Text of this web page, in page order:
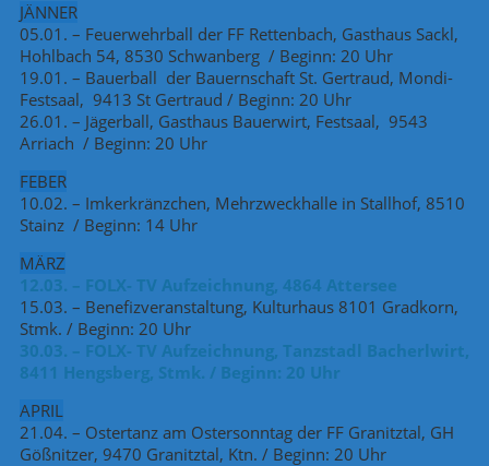
JÄNNER
05.01. – Feuerwehrball der FF Rettenbach, Gasthaus Sackl,
Hohlbach 54, 8530 Schwanberg / Beginn: 20 Uhr
19.01. – Bauerball der Bauernschaft St. Gertraud, Mondi-
Festsaal, 9413 St Gertraud / Beginn: 20 Uhr
26.01. – Jägerball, Gasthaus Bauerwirt, Festsaal, 9543
Arriach / Beginn: 20 Uhr
FEBER
10.02. – Imkerkränzchen, Mehrzweckhalle in Stallhof, 8510
Stainz / Beginn: 14 Uhr
MÄRZ
12.03. – FOLX- TV Aufzeichnung, 4864 Attersee
15.03. – Benefizveranstaltung, Kulturhaus 8101 Gradkorn,
Stmk. / Beginn: 20 Uhr
30.03. – FOLX- TV Aufzeichnung, Tanzstadl Bacherlwirt,
8411 Hengsberg, Stmk. / Beginn: 20 Uhr
APRIL
21.04. – Ostertanz am Ostersonntag der FF Granitztal, GH
Gößnitzer, 9470 Granitztal, Ktn. / Beginn: 20 Uhr